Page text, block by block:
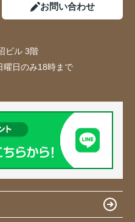
お問い合わせ
ビル 3階
日のみ18時まで